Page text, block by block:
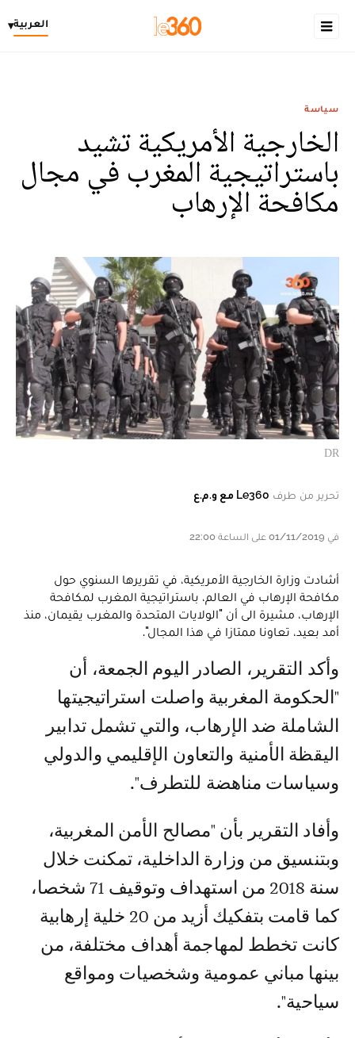
العربية▾
سياسة
الخارجية الأمريكية تشيد
باستراتيجية المغرب في مجال
مكافحة الإرهاب
DR
تحرير من طرف Le360 مع و.م.ع
في 01/11/2019 على الساعة 22:00
أشادت وزارة الخارجية الأمريكية، في تقريرها السنوي حول
مكافحة الإرهاب في العالم، باستراتيجية المغرب لمكافحة
الإرهاب، مشيرة الى أن "الولايات المتحدة والمغرب يقيمان، منذ
أمد بعيد، تعاونا ممتازا في هذا المجال".
وأكد التقرير، الصادر اليوم الجمعة، أن
"الحكومة المغربية واصلت استراتيجيتها
الشاملة ضد الإرهاب، والتي تشمل تدابير
اليقظة الأمنية والتعاون الإقليمي والدولي
وسياسات مناهضة للتطرف".
وأفاد التقرير بأن "مصالح الأمن المغربية،
وبتنسيق من وزارة الداخلية، تمكنت خلال
سنة 2018 من استهداف وتوقيف 71 شخصا،
كما قامت بتفكيك أزيد من 20 خلية إرهابية
كانت تخطط لمهاجمة أهداف مختلفة، من
بينها مباني عمومية وشخصيات ومواقع
سياحية".